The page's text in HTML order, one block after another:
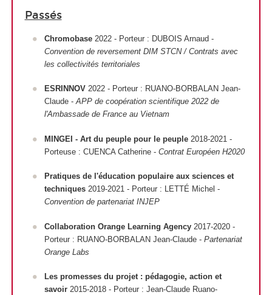
Passés
Chromobase 2022 - Porteur : DUBOIS Arnaud -
Convention de reversement DIM STCN / Contrats avec
les collectivités territoriales
ESRINNOV 2022 - Porteur : RUANO-BORBALAN Jean-
Claude -APP de coopération scientifique 2022 de
l'Ambassade de France au Vietnam
MINGEI - Art du peuple pour le peuple 2018-2021 -
Porteuse : CUENCA Catherine - Contrat Européen H2020
Pratiques de l'éducation populaire aux sciences et
techniques 2019-2021 - Porteur : LETTÉ Michel -
Convention de partenariat INJEP
Collaboration Orange Learning Agency 2017-2020 -
Porteur : RUANO-BORBALAN Jean-Claude - Partenariat
Orange Labs
Les promesses du projet : pédagogie, action et
savoir 2015-2018 - Porteur : Jean-Claude Ruano-